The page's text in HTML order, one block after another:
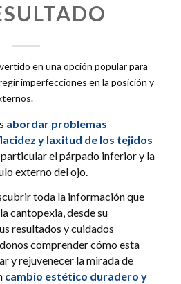
en una opción popular para
imperfecciones en la posición y
abordar problemas
y laxitud de los tejidos
particular el párpado inferior y la
externo del ojo.
toda la información que
cantopexia, desde su
resultados y cuidados
comprender cómo esta
y rejuvenecer la mirada de
cambio estético duradero y